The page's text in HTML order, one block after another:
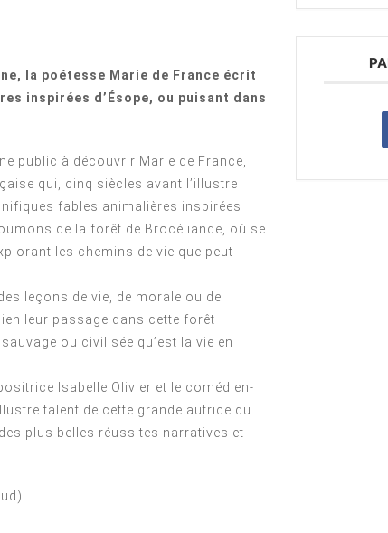
la poétesse Marie de France écrit
inspirées d’Ésope, ou puisant dans
public à découvrir Marie de France,
qui, cinq siècles avant l’illustre
fables animalières inspirées
de la forêt de Brocéliande, où se
les chemins de vie que peut
leçons de vie, de morale ou de
leur passage dans cette forêt
ou civilisée qu’est la vie en
Isabelle Olivier et le comédien-
talent de cette grande autrice du
plus belles réussites narratives et